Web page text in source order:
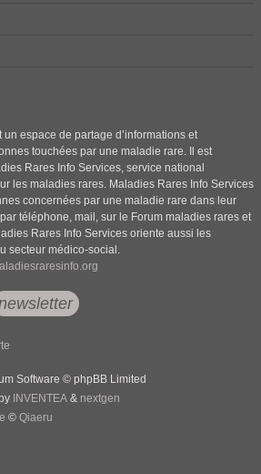
espace de partage d’informations et
touchées par une maladie rare. Il est
Rares Info Services, service national
les maladies rares. Maladies Rares Info Services
concernées par une maladie rare dans leur
téléphone, mail, sur le Forum maladies rares et
Rares Info Services oriente aussi les
secteur médico-social.
Software © phpBB Limited
INVENTEA & nextgen
© Qiaeru